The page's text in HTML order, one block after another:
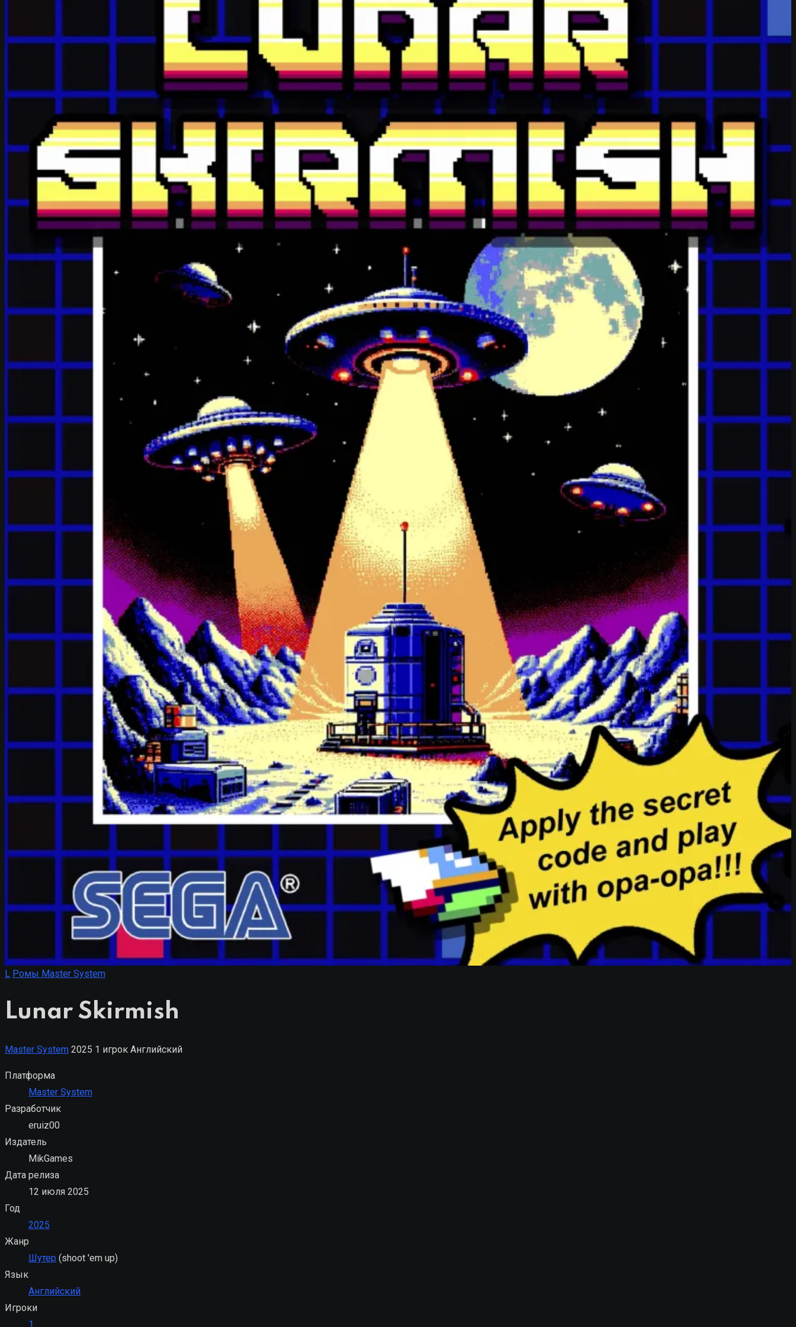
L Ромы Master System
Lunar Skirmish
Master System 2025 1 игрок Английский
Платформа
Master System
Разработчик
eruiz00
Издатель
MikGames
Дата релиза
12 июля 2025
Год
2025
Жанр
Шутер (shoot 'em up)
Язык
Английский
Игроки
1